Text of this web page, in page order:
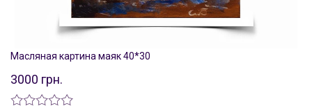
Масляная картина маяк 40*30
3000 грн.